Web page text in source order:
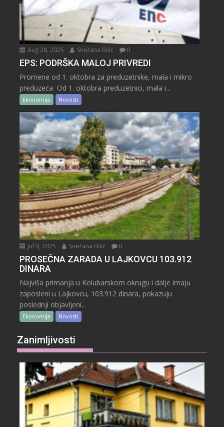
Aug 28, 2025 Snežana Bilić 0
EPS: PODRŠKA MALOJ PRIVREDI
Promene od 1. oktobra za preduzetnike, mala i mikro
preduzeća Od 1. oktobra preduzetnici, mala i...
Ekonomija Novosti
Jul 9, 2025 Snežana Bilić 0
PROSEČNA ZARADA U LAJKOVCU 103.912
DINARA
Najviša primanja u Kolubarskom okrugu i dalje imaju
zaposleni u Lajkovcu, 103.912 dinara, pokazuju
poslednji objavljeni...
Ekonomija Novosti
Zanimljivosti